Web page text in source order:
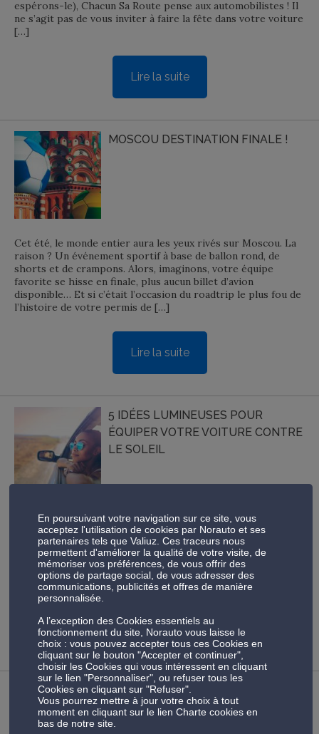
espérons-le), Chacun Sa Route pense aux automobilistes ! Il
ne s’agit pas de vous inviter à faire la fête dans votre voiture
[…]
Lire la suite
MOSCOU DESTINATION FINALE !
Cet été, le monde entier aura les yeux rivés sur Moscou. La
raison ? Un événement sportif à base de ballon rond, de
shorts et de crampons. Alors, imaginons, votre équipe
favorite se hisse en finale, plus aucun billet d’avion
disponible… Et si c’était l’occasion du roadtrip le plus fou de
l’histoire de votre permis de […]
Lire la suite
5 IDÉES LUMINEUSES POUR
ÉQUIPER VOTRE VOITURE CONTRE
LE SOLEIL
Le soleil est notre ami et on l’adore. Mais sur les routes
estivales, un peu trop ardent, il peut aussi être source de
quelques désagréments : volant trop chaud, éblouissement,
chaleur, déshydratation légère. Pour éviter que la voiture ne
devienne un sauna à quatre roues, voici quelques conseils
éclairés pour vous protéger du soleil et de […]
Lire la suite
COMMENT VOYAGER AVEC SON
ANIMAL EN TOUTE SÉCURITÉ ?
En poursuivant votre navigation sur ce site, vous
acceptez l'utilisation de cookies par Norauto et ses
partenaires tels que Valiuz. Ces traceurs nous
permettent d'améliorer la qualité de votre visite, de
mémoriser vos préférences, de vous offrir des
options de partage social, de vous adresser des
communications, publicités et offres de manière
personnalisée.
A l’exception des Cookies essentiels au
fonctionnement du site, Norauto vous laisse le
choix : vous pouvez accepter tous ces Cookies en
cliquant sur le bouton "Accepter et continuer",
choisir les Cookies qui vous intéressent en cliquant
sur le lien "Personnaliser", ou refuser tous les
Cookies en cliquant sur "Refuser".
Vous pourrez mettre à jour votre choix à tout
moment en cliquant sur le lien Charte cookies en
bas de notre site.